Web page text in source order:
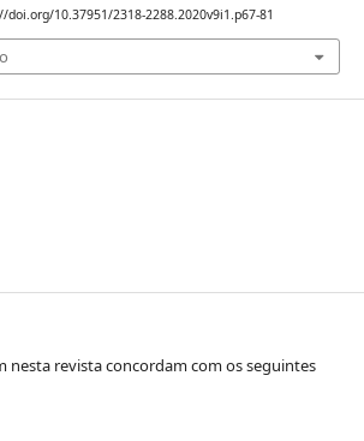
doi.org/10.37951/2318-2288.2020v9i1.p67-81
nesta revista concordam com os seguintes